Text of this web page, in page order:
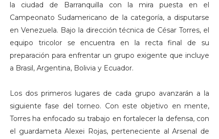
la ciudad de Barranquilla con la mira puesta en el
Campeonato Sudamericano de la categoría, a disputarse
en Venezuela. Bajo la dirección técnica de César Torres, el
equipo tricolor se encuentra en la recta final de su
preparación para enfrentar un grupo exigente que incluye
a Brasil, Argentina, Bolivia y Ecuador.
Los dos primeros lugares de cada grupo avanzarán a la
siguiente fase del torneo. Con este objetivo en mente,
Torres ha enfocado su trabajo en fortalecer la defensa, con
el guardameta Alexei Rojas, perteneciente al Arsenal de